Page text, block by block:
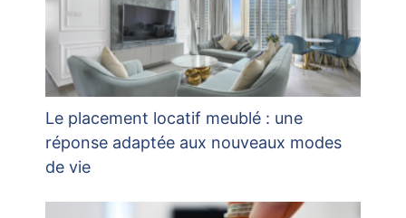
Le placement locatif meublé : une
réponse adaptée aux nouveaux modes
de vie